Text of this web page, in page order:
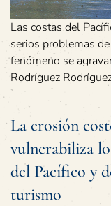
Las costas del
serios problemas
fenómeno se
Rodríguez
La erosión
vulnerabiliza
del Pacífico y
turismo